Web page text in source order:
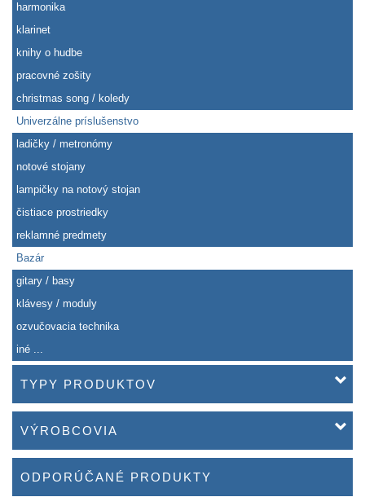
harmonika
klarinet
knihy o hudbe
pracovné zošity
christmas song / koledy
Univerzálne príslušenstvo
ladičky / metronómy
notové stojany
lampičky na notový stojan
čistiace prostriedky
reklamné predmety
Bazár
gitary / basy
klávesy / moduly
ozvučovacia technika
iné ...
TYPY PRODUKTOV
VÝROBCOVIA
ODPORÚČANÉ PRODUKTY